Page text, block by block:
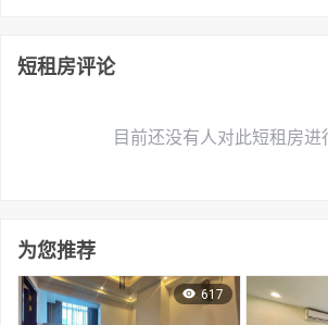
短租房评论
目前还没有人对此短租房进
为您推荐
617